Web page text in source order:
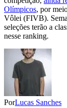
Olímpicos, por
Vôlei (FIVB).
seleções terão a
nesse ranking.
PorLucas Sanches